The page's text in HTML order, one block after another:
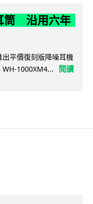
筒 沿用六年
平價復刻版降噪耳機
1000XM4...
閱讀